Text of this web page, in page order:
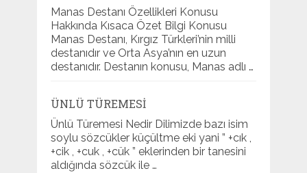
Manas Destanı Özellikleri Konusu
Hakkında Kısaca Özet Bilgi Konusu
Manas Destanı, Kırgız Türkleri’nin milli
destanıdır ve Orta Asya’nın en uzun
destanıdır. Destanın konusu, Manas adlı …
ÜNLÜ TÜREMESI
Ünlü Türemesi Nedir Dilimizde bazı isim
soylu sözcükler küçültme eki yani ” +cık ,
+cik , +cuk , +cük ” eklerinden bir tanesini
aldığında sözcük ile …